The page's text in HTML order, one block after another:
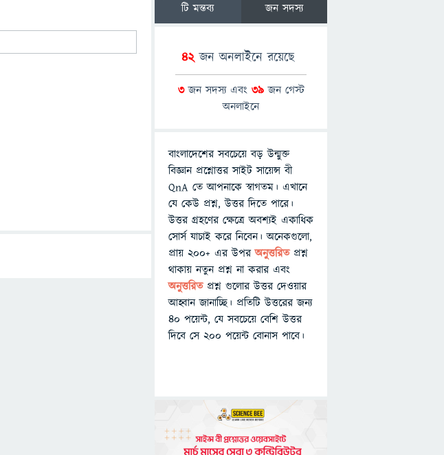
টি মন্তব্য জন সদস্য
42জন অনলাইনে রয়েছে
3জন সদস্য এবং 39জন গেস্ট
অনলাইনে
বাংলাদেশের সবচেয়ে বড় উন্মুক্ত
বিজ্ঞান প্রশ্নোত্তর সাইট সায়েন্স বী
QnA তে আপনাকে স্বাগতম। এখানে
যে কেউ প্রশ্ন, উত্তর দিতে পারে।
উত্তর গ্রহণের ক্ষেত্রে অবশ্যই একাধিক
সোর্স যাচাই করে নিবেন। অনেকগুলো,
প্রায় ২০০+ এর উপরঅনুত্তরিতপ্রশ্ন
থাকায় নতুন প্রশ্ন না করার এবং
অনুত্তরিত প্রশ্ন গুলোর উত্তর দেওয়ার
আহ্বান জানাচ্ছি। প্রতিটি উত্তরের জন্য
৪০ পয়েন্ট, যে সবচেয়ে বেশি উত্তর
দিবে সে ২০০ পয়েন্ট বোনাস পাবে।